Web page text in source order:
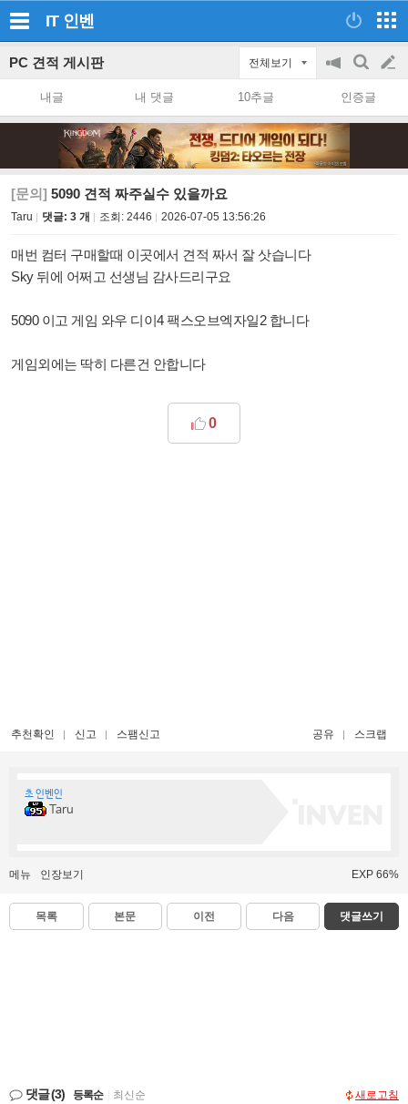
IT 인벤
PC 견적 게시판 전체보기
공
on/off
검
색
글
쓰
내글 내 댓글 10추글 인증글
[문의] 5090 견적 짜주실수 있을까요
Taru 댓글: 3 개 조회: 2446 2026-07-05 13:56:26
매번 컴터 구매할때 이곳에서 견적 짜서 잘 삿습니다
Sky 뒤에 어쩌고 선생님 감사드리구요
5090 이고 게임 와우 디이4 팩스오브엑자일2 합니다
게임외에는 딱히 다른건 안합니다
0
추천확인 신고 스팸신고 공유 스크랩
초 인벤인
Taru
메뉴 인장보기 EXP 66%
목록 본문 이전 다음 댓글쓰기
댓글(3) 등록순 최신순 새로고침